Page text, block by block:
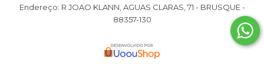
Endereço: R JOAO KLANN, AGUAS CLARAS, 71 - BRUSQUE -
88357-130